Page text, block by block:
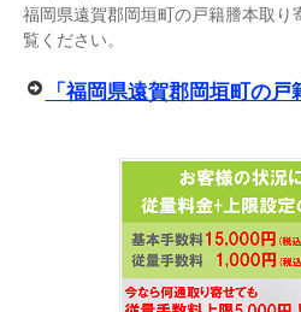
福岡県遠賀郡岡垣町の戸籍謄本取り
覧ください。
「福岡県遠賀郡岡垣町の戸